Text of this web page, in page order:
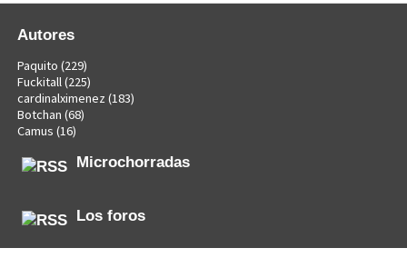
Autores
Paquito (229)
Fuckitall(225)
cardinalximenez (183)
Botchan (68)
Camus (16)
Microchorradas
Los foros